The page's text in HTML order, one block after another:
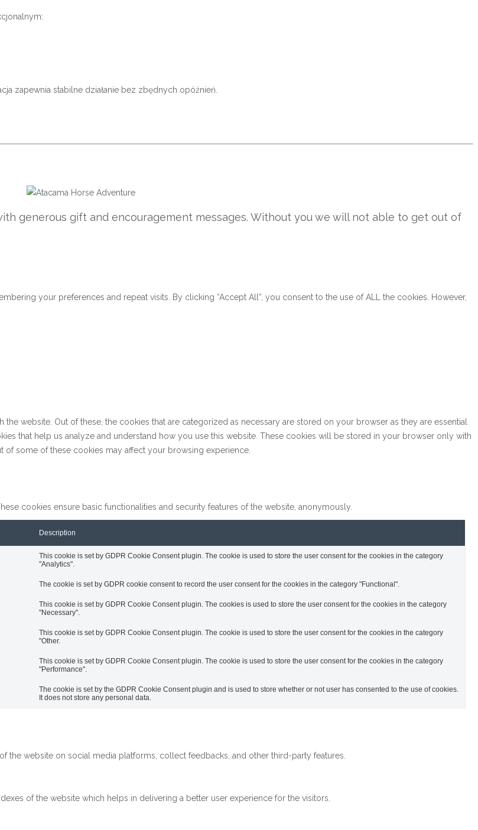
zapewnia stabilne działanie bez zbędnych opóźnień.
generous gift and encouragement messages. Without you we will not able to get out of
your preferences and repeat visits. By clicking “Accept All”, you consent to the use of ALL the cookies. However,
website. Out of these, the cookies that are categorized as necessary are stored on your browser as they are essential
that help us analyze and understand how you use this website. These cookies will be stored in your browser only with
some of these cookies may affect your browsing experience.
cookies ensure basic functionalities and security features of the website, anonymously.
Description
This cookie is set by GDPR Cookie Consent plugin. The cookie is used to store the user consent for the cookies in the category
"Analytics".
The cookie is set by GDPR cookie consent to record the user consent for the cookies in the category "Functional".
This cookie is set by GDPR Cookie Consent plugin. The cookies is used to store the user consent for the cookies in the category
"Necessary".
This cookie is set by GDPR Cookie Consent plugin. The cookie is used to store the user consent for the cookies in the category
"Other.
This cookie is set by GDPR Cookie Consent plugin. The cookie is used to store the user consent for the cookies in the category
"Performance".
The cookie is set by the GDPR Cookie Consent plugin and is used to store whether or not user has consented to the use of cookies.
It does not store any personal data.
website on social media platforms, collect feedbacks, and other third-party features.
of the website which helps in delivering a better user experience for the visitors.